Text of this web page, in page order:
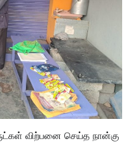
விற்பனை செய்த நான்கு